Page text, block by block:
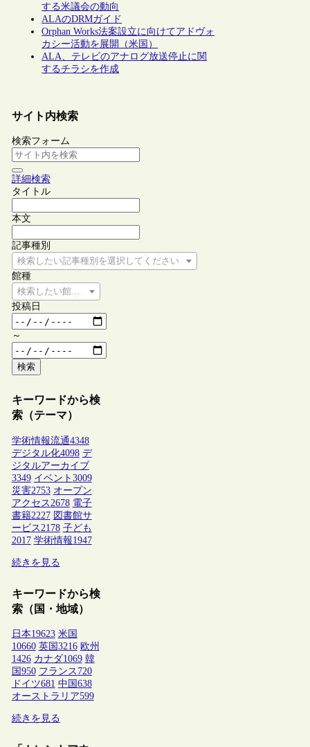
する米議会の動向
ALAのDRMガイド
Orphan Works法案設立に向けてアドヴォ
カシー活動を展開（米国）
ALA、テレビのアナログ放送停止に関
するチラシを作成
サイト内検索
検索フォーム
詳細検索
タイトル
本文
記事種別
検索したい記事種別を選択してください
館種
検索したい館種を選択してください
投稿日
～
検索
キーワードから検
索（テーマ）
学術情報流通4348
デジタル化4098 デ
ジタルアーカイブ
3349 イベント 3009
災害2753 オープン
アクセス 2678 電子
書籍2227 図書館サ
ービス 2178 子ども
2017 学術情報1947
続きを見る
キーワードから検
索（国・地域）
日本19623 米国
10660 英国 3216 欧州
1426 カナダ1069 韓
国 950 フランス 720
ドイツ681 中国 638
オーストラリア599
続きを見る